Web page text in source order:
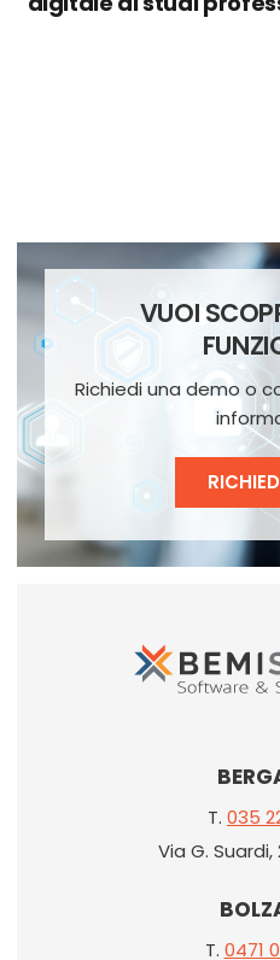
VUOI
Richiedi una demo o
T. 035
Via G. Suardi,
T. 0471